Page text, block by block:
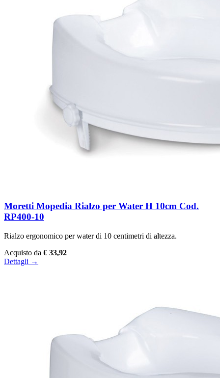
Moretti Mopedia Rialzo per Water H 10cm Cod.
RP400-10
Rialzo ergonomico per water di 10 centimetri di altezza.
Acquisto da € 33,92
Dettagli →